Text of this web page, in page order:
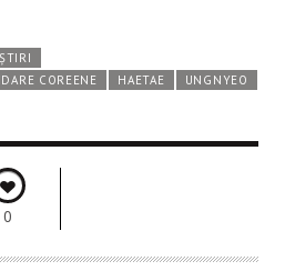
ȘTIRI
COREENE HAETAE
UNGNYEO
0